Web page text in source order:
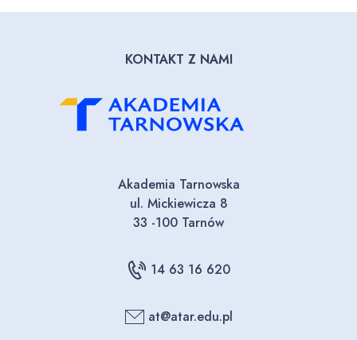
KONTAKT Z NAMI
Akademia Tarnowska
ul. Mickiewicza 8
33 -100 Tarnów
14 63 16 620
at@atar.edu.pl